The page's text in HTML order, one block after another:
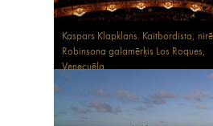
Kaspars Klapklans. Kaitbordista,
Robinsona galamērķis Los Roques,
Venecuēla